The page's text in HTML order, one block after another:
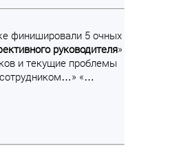
финишировали 5 очных
руководителя»
и текущие проблемы
«…